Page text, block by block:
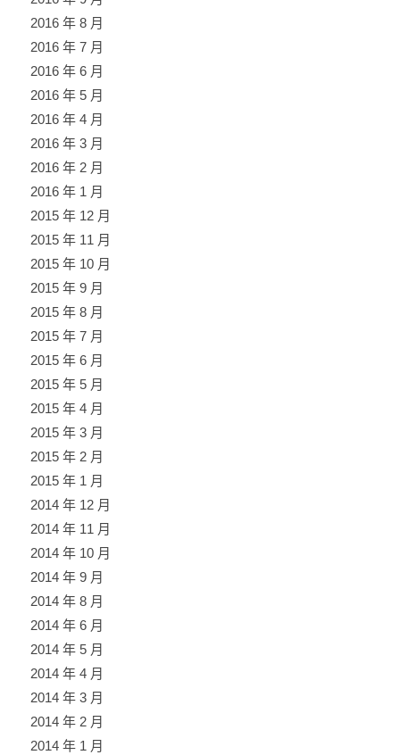
2016 年 8 月
2016 年 7 月
2016 年 6 月
2016 年 5 月
2016 年 4 月
2016 年 3 月
2016 年 2 月
2016 年 1 月
2015 年 12 月
2015 年 11 月
2015 年 10 月
2015 年 9 月
2015 年 8 月
2015 年 7 月
2015 年 6 月
2015 年 5 月
2015 年 4 月
2015 年 3 月
2015 年 2 月
2015 年 1 月
2014 年 12 月
2014 年 11 月
2014 年 10 月
2014 年 9 月
2014 年 8 月
2014 年 6 月
2014 年 5 月
2014 年 4 月
2014 年 3 月
2014 年 2 月
2014 年 1 月